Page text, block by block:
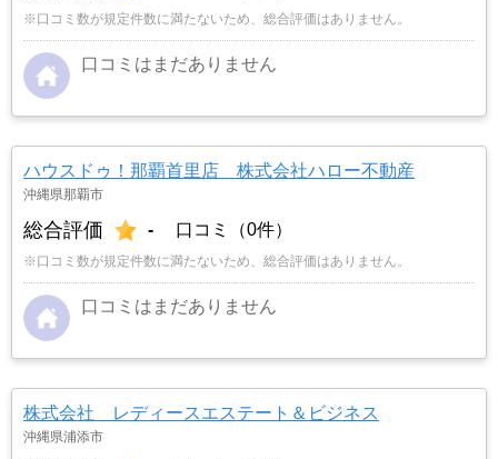
※口コミ数が規定件数に満たないため、総合評価はありません。
口コミはまだありません
ハウスドゥ！那覇首里店 株式会社ハロー不動産
沖縄県那覇市
総合評価 - 口コミ（0件）
※口コミ数が規定件数に満たないため、総合評価はありません。
口コミはまだありません
株式会社 レディースエステート＆ビジネス
沖縄県浦添市